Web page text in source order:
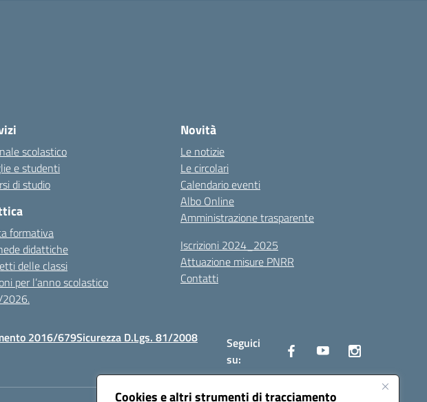
Cookies e altri strumenti di tracciamento
scolastico
e studenti
di studio
formativa
didattiche
delle classi
per l’anno scolastico
Novità
Le notizie
Le circolari
Calendario eventi
Albo Online
Amministrazione trasparente
Iscrizioni 2024_2025
Attuazione misure PNRR
Contatti
2016/679Sicurezza D.Lgs. 81/2008
Seguici
su: